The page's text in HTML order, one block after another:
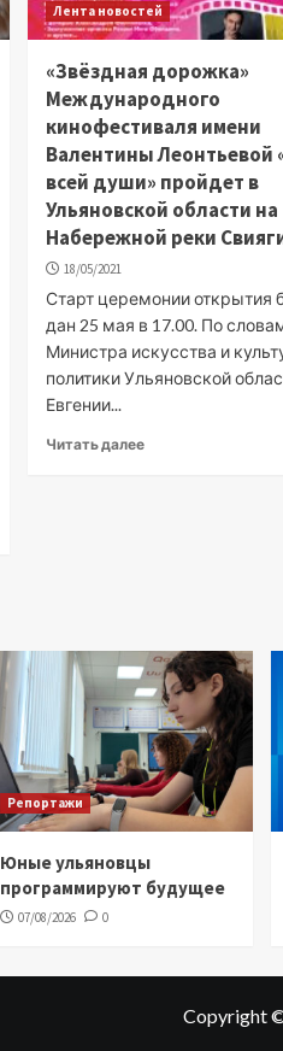
Лента новостей
«Звёздная дорожка»
Международного
кинофестиваля имени
Валентины Леонтьевой
всей души» пройдет в
Ульяновской области на
Набережной реки
18/05/2021
Старт церемонии открытия
дан 25 мая в 17.00. По
Министра искусства и
политики Ульяновской
Евгении...
Читать далее
Репортажи
Юные ульяновцы
программируют будущее
07/08/2026 0
Copyright